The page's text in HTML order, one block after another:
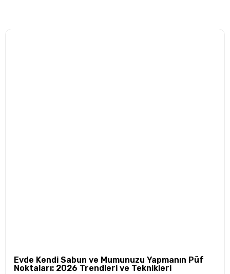
Evde Kendi Sabun ve Mumunuzu Yapmanın Püf
Noktaları: 2026 Trendleri ve Teknikleri